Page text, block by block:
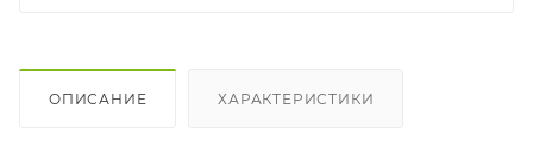
ОПИСАНИЕ ХАРАКТЕРИСТИКИ